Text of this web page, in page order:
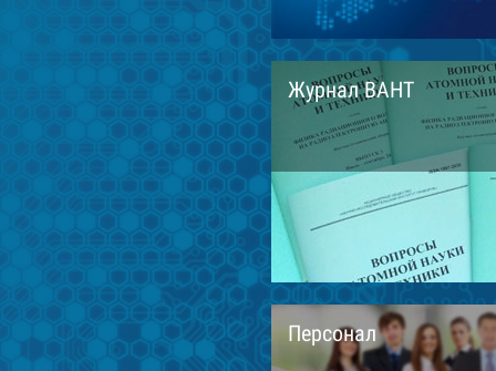
Журнал ВАНТ
Персонал